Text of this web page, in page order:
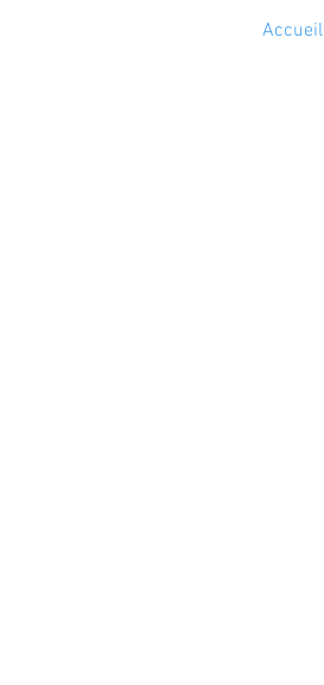
Accueil